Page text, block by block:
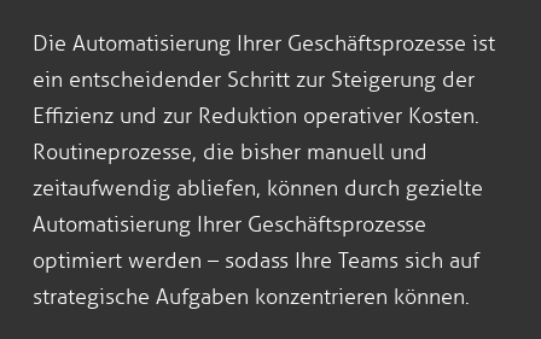
Die Automatisierung Ihrer Geschäftsprozesse ist
ein entscheidender Schritt zur Steigerung der
Effizienz und zur Reduktion operativer Kosten.
Routineprozesse, die bisher manuell und
zeitaufwendig abliefen, können durch gezielte
Automatisierung Ihrer Geschäftsprozesse
optimiert werden – sodass Ihre Teams sich auf
strategische Aufgaben konzentrieren können.